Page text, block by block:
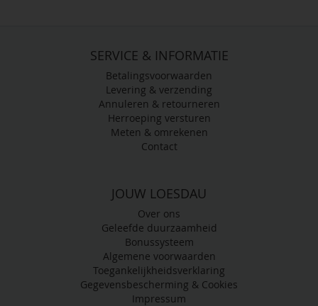
SERVICE & INFORMATIE
Betalingsvoorwaarden
Levering & verzending
Annuleren & retourneren
Herroeping versturen
Meten & omrekenen
Contact
JOUW LOESDAU
Over ons
Geleefde duurzaamheid
Bonussysteem
Algemene voorwaarden
Toegankelijkheidsverklaring
Gegevensbescherming & Cookies
Impressum